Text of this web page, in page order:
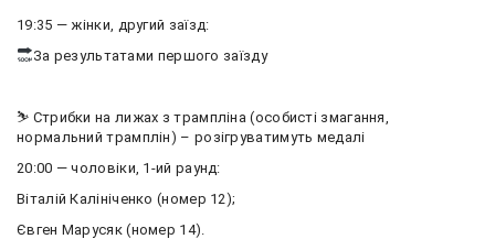
19:35 — жінки, другий заїзд:
За результатами першого заїзду
⛷ Стрибки на лижах з трампліна (особисті змагання,
нормальний трамплін) – розігруватимуть медалі
20:00 — чоловіки, 1-ий раунд:
Віталій Калініченко (номер 12);
Євген Марусяк (номер 14).